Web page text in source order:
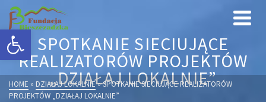
Otwórz pasek narzędzi
SPOTKANIE SIECIUJĄCE
REALIZATORÓW PROJEKTÓW
„DZIAŁAJ LOKALNIE”
HOME » DZIAŁAJ LOKALNIE»SPOTKANIE SIECIUJĄCE REALIZATORÓW
PROJEKTÓW „DZIAŁAJ LOKALNIE”